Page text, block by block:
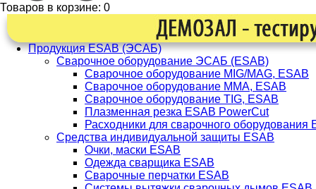
Товаров в корзине: 0
Продукция ESAB (ЭСАБ)
Сварочное оборудование ЭСАБ (ESAB)
Сварочное оборудование MIG/MAG, ESAB
Сварочное оборудование ММА, ESAB
Сварочное оборудование TIG, ESAB
Плазменная резка ESAB PowerCut
Расходники для сварочного оборудования
Средства индивидуальной защиты ESAB
Очки, маски ESAB
Одежда сварщика ESAB
Сварочные перчатки ESAB